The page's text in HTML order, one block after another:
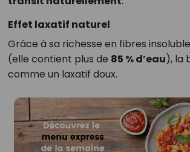
Effet laxatif naturel
Grâce à sa richesse en fibres
(elle contient plus de 85 % d’eau), la
comme un laxatif doux.